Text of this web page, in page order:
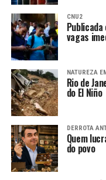
CNU2
vagas
NATUREZA
Rio de
do El Niño
DERROTA
Quem
do povo